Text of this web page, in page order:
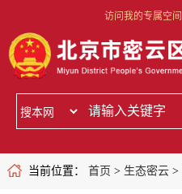
访问我的专属空间
当前位置： 首页 > 生态密云>